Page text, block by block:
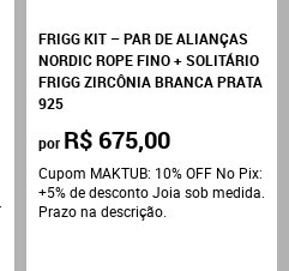
FRIGG KIT – PAR DE ALIANÇAS
NORDIC ROPE FINO + SOLITÁRIO
FRIGG ZIRCÔNIA BRANCA PRATA
925
por R$ 675,00
Cupom MAKTUB: 10% OFF No Pix:
+5% de desconto Joia sob medida.
Prazo na descrição.